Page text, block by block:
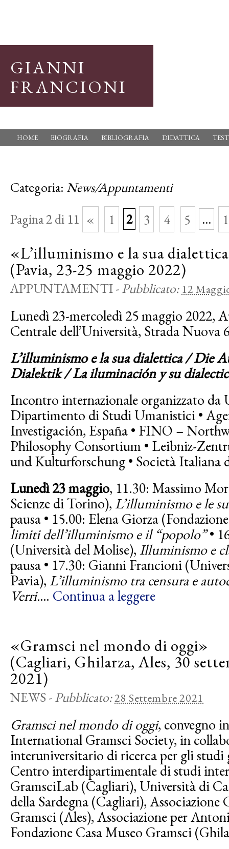
GIANNI
FRANCIONI
HOME BIOGRAFIA BIBLIOGRAFIA DIDATTICA
Categoria: News/Appuntamenti
Pagina 2 di 11 « 1 2 3 4 5 ...
«L’illuminismo e la sua
(Pavia, 23-25 maggio 2022)
APPUNTAMENTI-Pubblicato: 12
Lunedì 23-mercoledì 25 maggio 2022,
Centrale dell’Università, Strada Nuova
L’illuminismo e la sua dialettica / Die
Dialektik / La iluminación y su
Incontro internazionale organizzato da
Dipartimento di Studi Umanistici •
Investigación, España • FINO –
Philosophy Consortium • Leibniz-
und Kulturforschung • Società Italiana
Lunedì 23 maggio, 11.30: Massimo
Scienze di Torino), L’illuminismo e le
pausa• 15.00: Elena Giorza
limiti dell’illuminismo e il “popolo”•
(Università del Molise),Illuminismo e
pausa• 17.30: Gianni Francioni
Pavia), L’illuminismo tra censura e
Verri.… Continua a leggere
«Gramsci nel mondo di oggi»
(Cagliari, Ghilarza, Ales, 30
2021)
NEWS -Pubblicato:28 Settembre 2021
Gramsci nel mondo di oggi, convegno
International Gramsci Society, in
interuniversitario di ricerca per gli
Centro interdipartimentale di studi
GramsciLab (Cagliari), Università di
della Sardegna (Cagliari),
Gramsci (Ales), Associazione per
Fondazione Casa Museo Gramsci